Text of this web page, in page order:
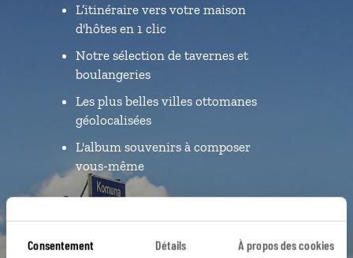
Consentement Détails À propos des cookies
L’itinéraire vers votre maison
d'hôtes en 1 clic
Notre sélection de tavernes et
boulangeries
Les plus belles villes ottomanes
géolocalisées
L'album souvenirs à composer
vous-même
DÉCOUVRIR LUCIOLE